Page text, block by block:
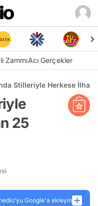
ZammıAcı Gerçekler
Stilleriyle Herkese
25
Google'a ekleyin